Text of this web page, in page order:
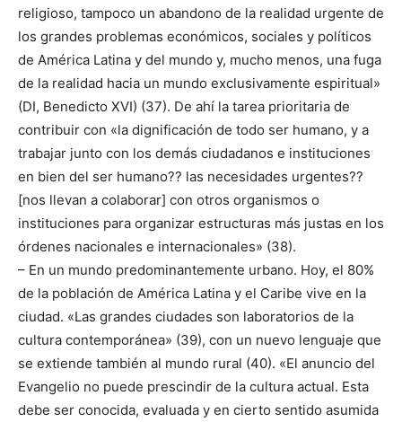
religioso, tampoco un abandono de la realidad urgente de
los grandes problemas económicos, sociales y políticos
de América Latina y del mundo y, mucho menos, una fuga
de la realidad hacia un mundo exclusivamente espiritual»
(DI, Benedicto XVI) (37). De ahí la tarea prioritaria de
contribuir con «la dignificación de todo ser humano, y a
trabajar junto con los demás ciudadanos e instituciones
en bien del ser humano?? las necesidades urgentes??
[nos llevan a colaborar] con otros organismos o
instituciones para organizar estructuras más justas en los
órdenes nacionales e internacionales» (38).
– En un mundo predominantemente urbano. Hoy, el 80%
de la población de América Latina y el Caribe vive en la
ciudad. «Las grandes ciudades son laboratorios de la
cultura contemporánea» (39), con un nuevo lenguaje que
se extiende también al mundo rural (40). «El anuncio del
Evangelio no puede prescindir de la cultura actual. Esta
debe ser conocida, evaluada y en cierto sentido asumida